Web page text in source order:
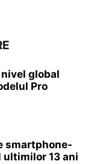
global
Pro
smartphone-
13 ani